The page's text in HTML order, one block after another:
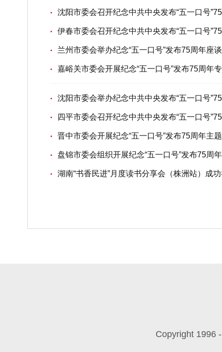
沈阳市委会召开纪念中共中央发布“五一口号
伊春市委会召开纪念中共中央发布“五一口号
兰州市委会举办纪念“五一口号”发布75周年座
嘉峪关市委会开展纪念“五一口号”发布75周年
沈阳市委会举办纪念中共中央发布“五一口号
四平市委会召开纪念中共中央发布“五一口号
晋中市委会开展纪念“五一口号”发布75周年主
盘锦市委会组织开展纪念“五一口号”发布75周
湖南“书香民进”月度读书分享会（株洲站）成
Copyright 1996